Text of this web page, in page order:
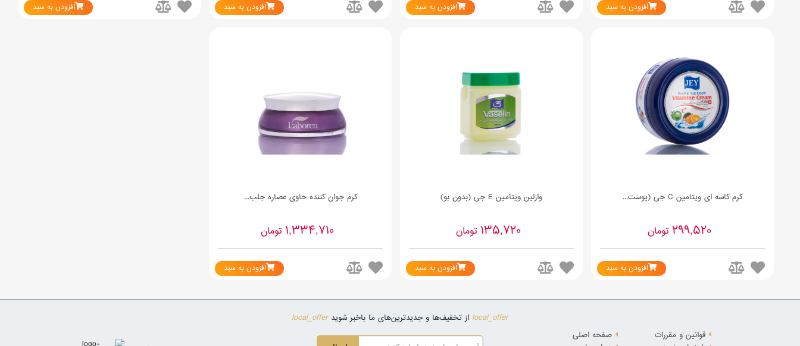
افزودن به سبد افزودن به سبد افزودن به سبد افزودن به سبد
کرم کاسه ای ویتامین C جی (پوست...
299,520تومان
افزودن به سبد
وازلین ویتامین E جی (بدون بو)
135,720 تومان
افزودن به سبد
کرم جوان کننده حاوی عصاره جلب...
1,334,710 تومان
افزودن به سبد
قوانین و مقررات
صفحه اصلی
local_offer از تخفیف‌ها و جدیدترین‌های ما باخبر شویدlocal_offer